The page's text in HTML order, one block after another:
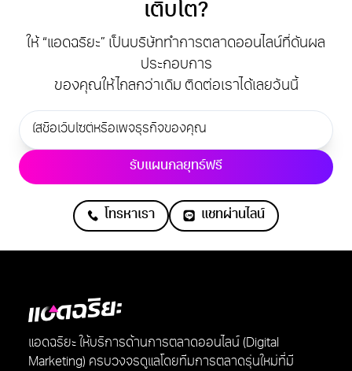
เติบโต?
ให้ “แอดฉริยะ” เป็นบริษัททำการตลาดออนไลน์ที่ดันผล
ประกอบการ
ของคุณให้ไกลกว่าเดิม ติดต่อเราได้เลยวันนี้
รับแผนกลยุทธ์ฟรี
โทรหาเรา แชทผ่านไลน์
แอดฉริยะ ให้บริการด้านการตลาดออนไลน์ (Digital
Marketing) ครบวงจรดูแลโดยทีมการตลาดรุ่นใหม่ที่มี